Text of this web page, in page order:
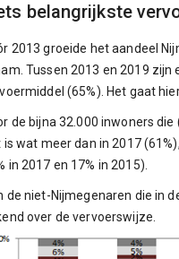
belangrijkste
2013 groeide het aandeel
Tussen 2013 en 2019
(65%). Het gaat
de bijna 32.000 inwoners
is wat meer dan in 2017
in 2017 en 17% in 2015).
de niet-Nijmegenaren die in
over de vervoerswijze.